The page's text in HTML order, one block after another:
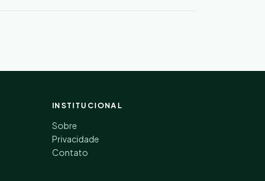
INSTITUCIONAL
Sobre
Privacidade
Contato